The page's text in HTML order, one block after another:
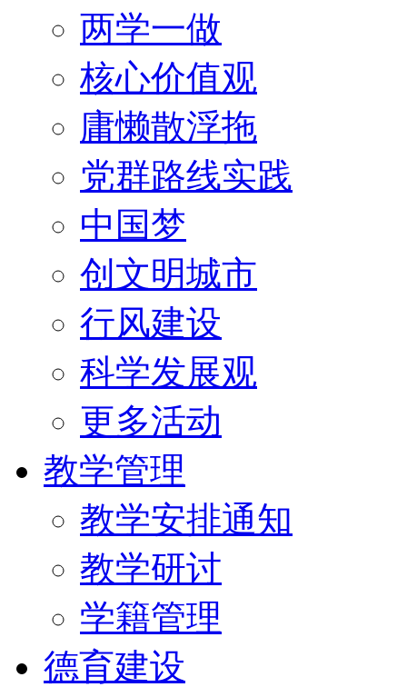
两学一做
核心价值观
庸懒散浮拖
党群路线实践
中国梦
创文明城市
行风建设
科学发展观
更多活动
教学管理
教学安排通知
教学研讨
学籍管理
德育建设